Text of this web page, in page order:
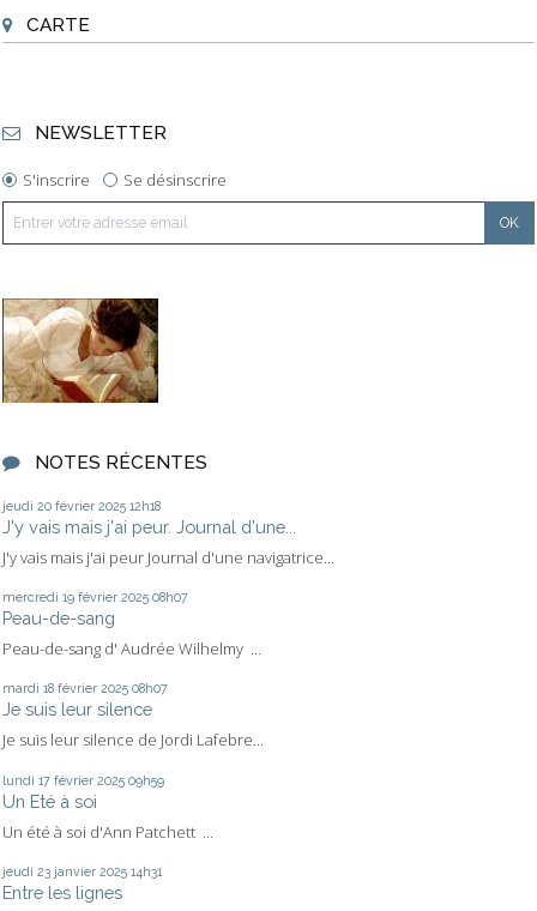
CARTE
NEWSLETTER
S'inscrire Se désinscrire
NOTES RÉCENTES
jeudi 20 février 2025 12h18
J'y vais mais j'ai peur. Journal d'une...
J'y vais mais j'ai peur Journal d'une navigatrice...
mercredi 19 février 2025 08h07
Peau-de-sang
Peau-de-sang d' Audrée Wilhelmy ...
mardi 18 février 2025 08h07
Je suis leur silence
Je suis leur silence de Jordi Lafebre...
lundi 17 février 2025 09h59
Un Eté à soi
Un été à soi d'Ann Patchett ...
jeudi 23 janvier 2025 14h31
Entre les lignes